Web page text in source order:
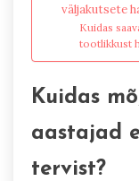
väljakutsete
Kuidas
tootlikkust
Kuidas
aastajad
tervist?